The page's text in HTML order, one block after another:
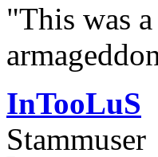
"This was
InTooLuS
Stammuser